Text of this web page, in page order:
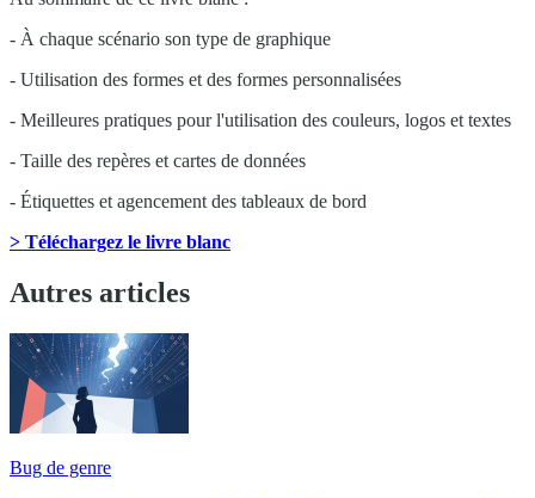
- À chaque scénario son type de graphique
- Utilisation des formes et des formes personnalisées
- Meilleures pratiques pour l'utilisation des couleurs, logos et textes
- Taille des repères et cartes de données
- Étiquettes et agencement des tableaux de bord
> Téléchargez le livre blanc
Autres articles
Bug de genre